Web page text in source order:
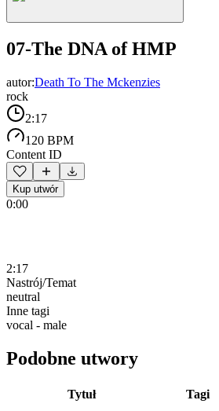
07-The DNA of HMP
autor:Death To The Mckenzies
rock
2:17
120 BPM
Content ID
Kup utwór
0:00
2:17
Nastrój/Temat
neutral
Inne tagi
vocal - male
Podobne utwory
Tytuł Tagi